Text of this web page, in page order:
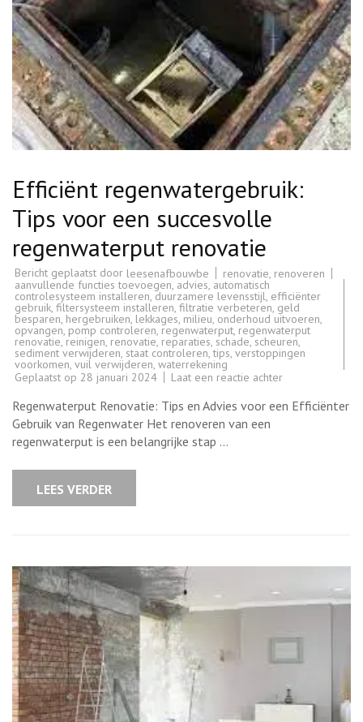
Efficiënt regenwatergebruik:
Tips voor een succesvolle
regenwaterput renovatie
Bericht geplaatst door leesenafbouwbe renovatie, renoveren
aanvullende functies toevoegen, advies, automatisch
controlesysteem installeren, duurzamere levensstijl, efficiënter
gebruik, filtersysteem installeren, filtratie verbeteren, geld
besparen, hergebruiken, lekkages, milieu, onderhoud uitvoeren,
opvangen, pomp controleren, regenwaterput, regenwaterput
renovatie, reinigen, renovatie, reparaties, schade, scheuren,
sediment verwijderen, staat controleren,tips, verstoppingen
voorkomen, vuil verwijderen, waterrekening
Geplaatst op 28 januari 2024 Laat een reactie achterop
Tips
Regenwaterput Renovatie: Tips en Advies voor een Efficiënter
Gebruik van Regenwater Het renoveren van een
regenwaterput is een belangrijke stap …
LEES VERDER